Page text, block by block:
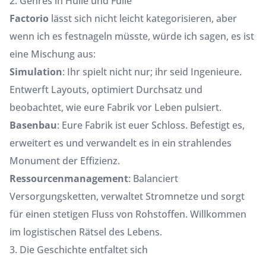
Factorio lässt sich nicht leicht kategorisieren, aber
wenn ich es festnageln müsste, würde ich sagen, es ist
eine Mischung aus:
Simulation: Ihr spielt nicht nur; ihr seid Ingenieure.
Entwerft Layouts, optimiert Durchsatz und
beobachtet, wie eure Fabrik vor Leben pulsiert.
Basenbau: Eure Fabrik ist euer Schloss. Befestigt es,
erweitert es und verwandelt es in ein strahlendes
Monument der Effizienz.
Ressourcenmanagement: Balanciert
Versorgungsketten, verwaltet Stromnetze und sorgt
für einen stetigen Fluss von Rohstoffen. Willkommen
im logistischen Rätsel des Lebens.
3. Die Geschichte entfaltet sich